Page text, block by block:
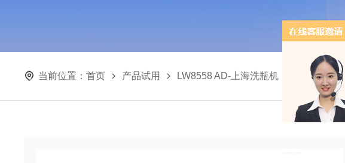
当前位置： 首页 产品试用 LW8558 AD-上海洗瓶机